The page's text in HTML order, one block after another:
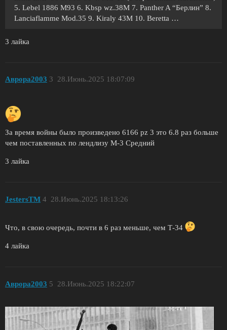
5. Lebel 1886 M93 6. Kbsp wz.38M 7. Panther A “Берлин” 8.
Lanciaflamme Mod.35 9. Kiraly 43M 10. Beretta …
3 лайка
Аврора2003 28.Июнь.2025 18:07:09
3
За время войны было произведено 6166 pz 3 это 6.8 раз больше
чем поставленных по лендлизу M-3 Средний
3 лайка
JestersTM 28.Июнь.2025 18:13:26
4
Что, в свою очередь, почти в 6 раз меньше, чем Т-34
4 лайка
Аврора2003 28.Июнь.2025 18:22:07
5